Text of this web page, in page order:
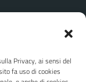
Privacy, ai sensi del
fa uso di cookies